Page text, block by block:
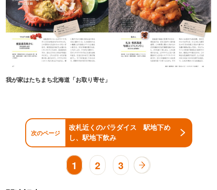
我が家はたちまち北海道「お取り寄せ」
次のページ
改札近くのパラダイス 駅地下め
し、駅地下飲み
1 2 3